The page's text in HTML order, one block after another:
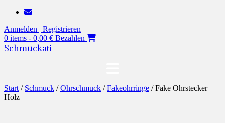
Zum
springen
Anmelden | Registrieren
0 items - 0,00 € Bezahlen
Schmuckati
Start / Schmuck /Ohrschmuck /Fakeohrringe / Fake Ohrstecker
Holz